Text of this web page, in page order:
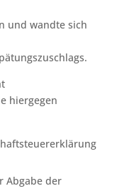
und wandte sich
hiergegen
Abgabe der